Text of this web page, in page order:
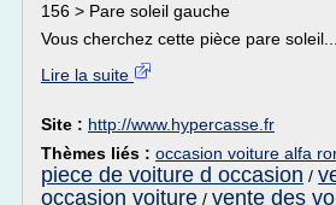
156 > Pare soleil gauche
Vous cherchez cette pièce pare soleil...
Lire la suite
Site : http://www.hypercasse.fr
Thèmes liés : occasion voiture alfa
piece de voiture d occasion /
occasion voiture / vente des